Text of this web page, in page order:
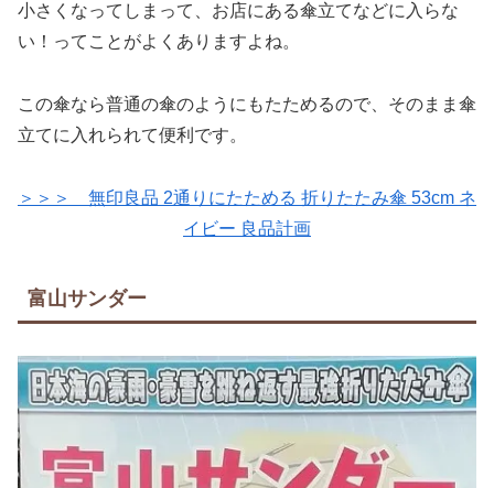
小さくなってしまって、お店にある傘立てなどに入らな
い！ってことがよくありますよね。
この傘なら普通の傘のようにもたためるので、そのまま傘
立てに入れられて便利です。
＞＞＞ 無印良品 2通りにたためる 折りたたみ傘 53cm ネ
イビー 良品計画
富山サンダー